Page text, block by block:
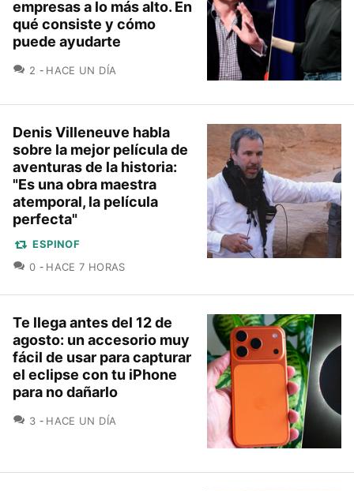
empresas a lo más alto. En
qué consiste y cómo
puede ayudarte
2 COMENTARIOS
HACE UN DÍA
Denis Villeneuve habla
sobre la mejor película de
aventuras de la historia:
"Es una obra maestra
atemporal, la película
perfecta"
ESPINOF
0 COMENTARIOS
HACE 7 HORAS
Te llega antes del 12 de
agosto: un accesorio muy
fácil de usar para capturar
el eclipse con tu iPhone
para no dañarlo
3 COMENTARIOS
HACE UN DÍA